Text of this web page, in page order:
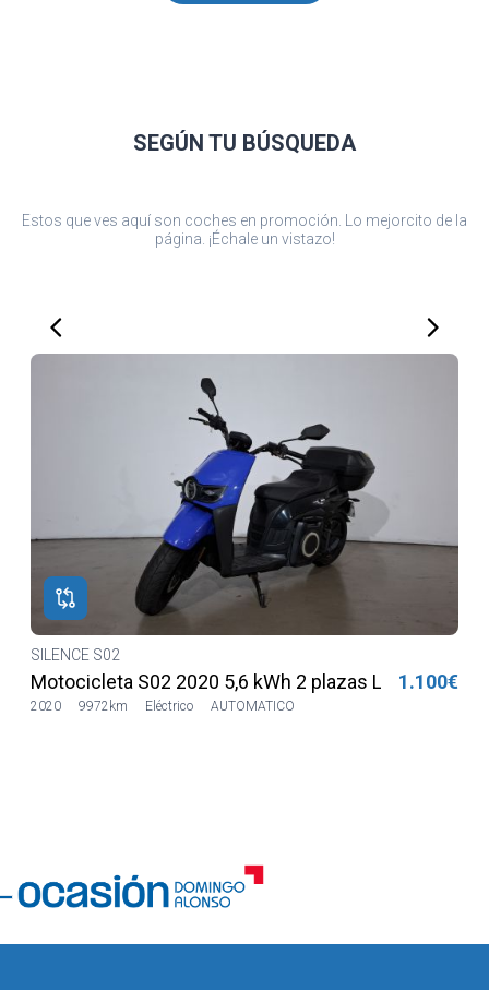
SEGÚN TU BÚSQUEDA
Estos que ves aquí son coches en promoción. Lo mejorcito de la
página. ¡Échale un vistazo!
SILENCE S02
Motocicleta S02 2020 5,6 kWh 2 plazas Lilia LVSH
2020 9972km Eléctrico AUTOMATICO
1.100€